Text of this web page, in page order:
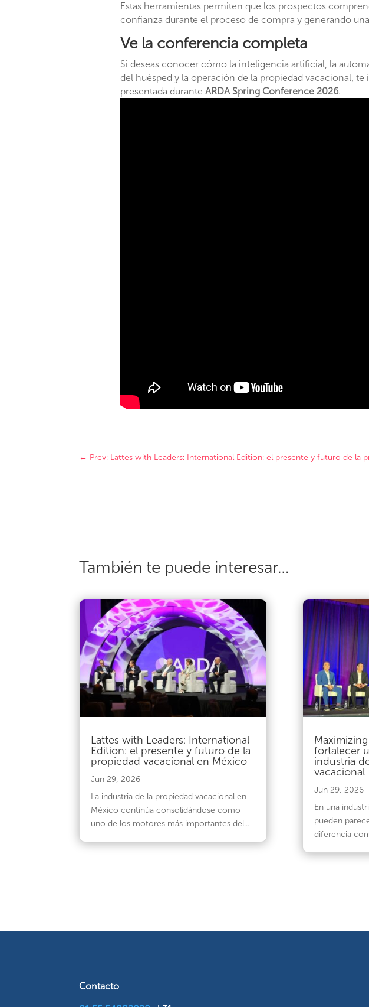
Estas herramientas permiten que los prospectos
confianza durante el proceso de compra y generando
Ve la conferencia completa
Si deseas conocer cómo la inteligencia artificial, la
del huésped y la operación de la propiedad vacacional,
presentada duranteARDA Spring Conference 2026.
← Prev: Lattes with Leaders: International Edition: el presente y futuro de la
También te puede interesar…
Lattes with Leaders: International
Edition: el presente y futuro de la
propiedad vacacional en México
Jun 29, 2026
La industria de la propiedad vacacional en
México continúa consolidándose como
uno de los motores más importantes del...
fortalecer
industria
vacacional
Jun 29, 2026
En una
pueden
diferencia
Contacto